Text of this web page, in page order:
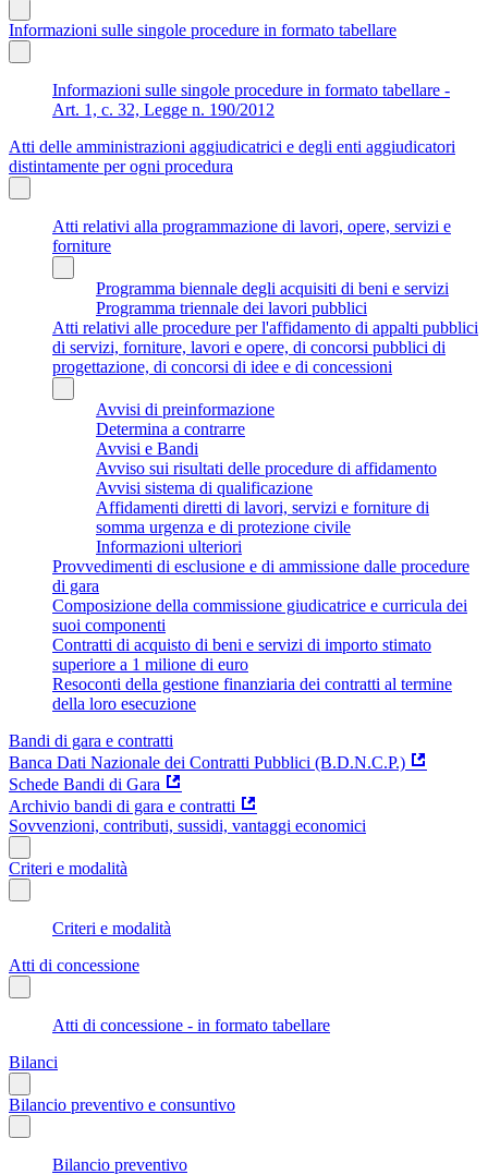
Informazioni sulle singole procedure in formato tabellare
Informazioni sulle singole procedure in formato tabellare -
Art. 1, c. 32, Legge n. 190/2012
Atti delle amministrazioni aggiudicatrici e degli enti aggiudicatori
distintamente per ogni procedura
Atti relativi alla programmazione di lavori, opere, servizi e
forniture
Programma biennale degli acquisiti di beni e servizi
Programma triennale dei lavori pubblici
Atti relativi alle procedure per l'affidamento di appalti pubblici
di servizi, forniture, lavori e opere, di concorsi pubblici di
progettazione, di concorsi di idee e di concessioni
Avvisi di preinformazione
Determina a contrarre
Avvisi e Bandi
Avviso sui risultati delle procedure di affidamento
Avvisi sistema di qualificazione
Affidamenti diretti di lavori, servizi e forniture di
somma urgenza e di protezione civile
Informazioni ulteriori
Provvedimenti di esclusione e di ammissione dalle procedure
di gara
Composizione della commissione giudicatrice e curricula dei
suoi componenti
Contratti di acquisto di beni e servizi di importo stimato
superiore a 1 milione di euro
Resoconti della gestione finanziaria dei contratti al termine
della loro esecuzione
Bandi di gara e contratti
Banca Dati Nazionale dei Contratti Pubblici (B.D.N.C.P.)
Schede Bandi di Gara
Archivio bandi di gara e contratti
Sovvenzioni, contributi, sussidi, vantaggi economici
Criteri e modalità
Criteri e modalità
Atti di concessione
Atti di concessione - in formato tabellare
Bilanci
Bilancio preventivo e consuntivo
Bilancio preventivo